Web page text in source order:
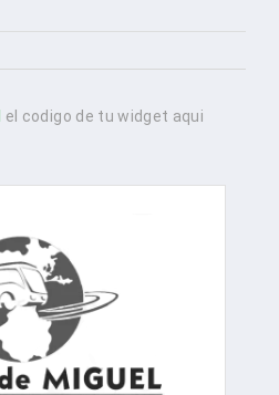
el codigo de tu widget aqui